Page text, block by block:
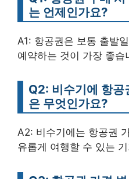
는 언제인가요?
A1: 항공권은 보통 출발
예약하는 것이 가장 좋습
Q2: 비수기에 항공
은 무엇인가요?
A2: 비수기에는 항공권
유롭게 여행할 수 있는